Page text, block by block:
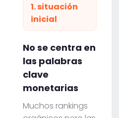
1. situación
inicial
No se centra en
las palabras
clave
monetarias
Muchos rankings